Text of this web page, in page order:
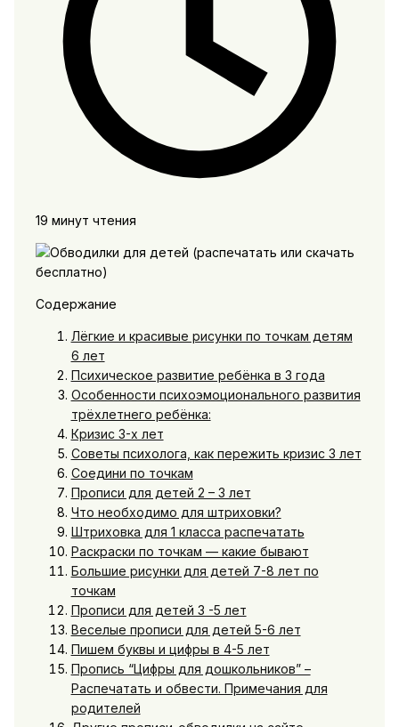
19 минут чтения
Содержание
Лёгкие и красивые рисунки по точкам детям
6 лет
Психическое развитие ребёнка в 3 года
Особенности психоэмоционального развития
трёхлетнего ребёнка:
Кризис 3-х лет
Советы психолога, как пережить кризис 3 лет
Соедини по точкам
Прописи для детей 2 – 3 лет
Что необходимо для штриховки?
Штриховка для 1 класса распечатать
Раскраски по точкам — какие бывают
Большие рисунки для детей 7-8 лет по
точкам
Прописи для детей 3 -5 лет
Веселые прописи для детей 5-6 лет
Пишем буквы и цифры в 4-5 лет
Пропись “Цифры для дошкольников” –
Распечатать и обвести. Примечания для
родителей